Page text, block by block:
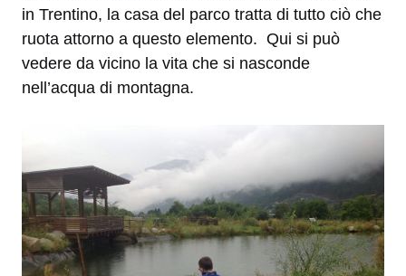
in Trentino, la casa del parco tratta di tutto ciò che
ruota attorno a questo elemento. Qui si può
vedere da vicino la vita che si nasconde
nell’acqua di montagna.